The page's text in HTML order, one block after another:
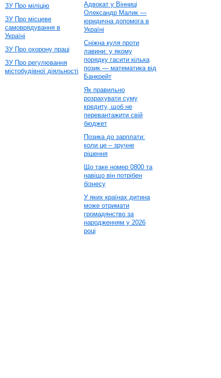
ЗУ Про міліцію
ЗУ Про місцеве
самоврядування в
Україні
ЗУ Про охорону праці
ЗУ Про регулювання
містобудівної діяльності
Адвокат у Вінниці
Олександр Малик —
юридична допомога в
Україні
Сніжна куля проти
лавини: у якому
порядку гасити кілька
позик — математика від
Банкрейт
Як правильно
розрахувати суму
кредиту, щоб не
перевантажити свій
бюджет
Позика до зарплати:
коли це – зручне
рішення
Що таке номер 0800 та
навіщо він потрібен
бізнесу
У яких країнах дитина
може отримати
громадянство за
народженням у 2026
році